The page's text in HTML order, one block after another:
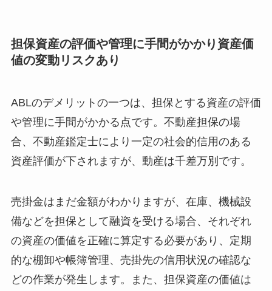
担保資産の評価や管理に手間がかかり資産価
値の変動リスクあり
ABLのデメリットの一つは、担保とする資産の評価
や管理に手間がかかる点です。不動産担保の場
合、不動産鑑定士により一定の社会的信用のある
資産評価が下されますが、動産は千差万別です。
売掛金はまだ金額がわかりますが、在庫、機械設
備などを担保として融資を受ける場合、それぞれ
の資産の価値を正確に算定する必要があり、定期
的な棚卸や帳簿管理、売掛先の信用状況の確認な
どの作業が発生します。また、担保資産の価値は